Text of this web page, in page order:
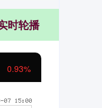
时轮播